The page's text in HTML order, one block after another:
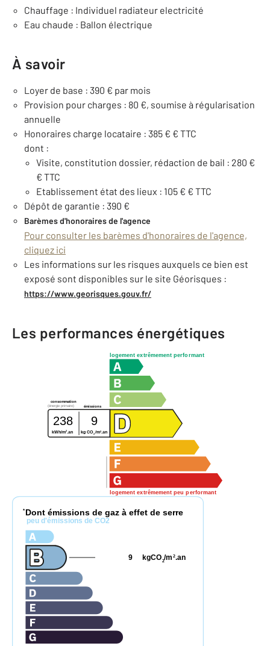
Chauffage : Individuel radiateur electricité
Eau chaude : Ballon électrique
À savoir
Loyer de base : 390 € par mois
Provision pour charges : 80 €, soumise à régularisation
annuelle
Honoraires charge locataire : 385 € € TTC
dont :
Visite, constitution dossier, rédaction de bail : 280 €
€ TTC
Etablissement état des lieux : 105 € € TTC
Dépôt de garantie : 390 €
Barèmes d'honoraires de l'agence
Pour consulter les barèmes d'honoraires de l'agence,
cliquez ici
Les informations sur les risques auxquels ce bien est
exposé sont disponibles sur le site Géorisques :
https://www.georisques.gouv.fr/
Les performances énergétiques
logement extrêmement performant
logement extrêmement peu performant
consommation
émissions
(énergie primaire)
238 9
kWh/m2.an kg CO2 /m2 .an
* Dont émissions de gaz à effet de serre
peu d'émissions de CO2
kgCO2/m 2.an
9